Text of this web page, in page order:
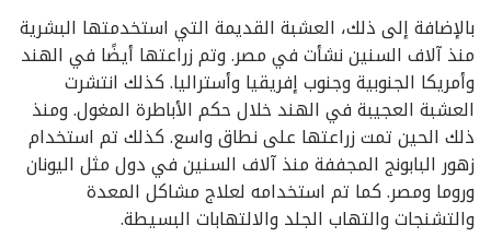
بالإضافة إلى ذلك، العشبة القديمة التي استخدمتها البشرية
منذ آلاف السنين نشأت في مصر. وتم زراعتها أيضًا في الهند
وأمريكا الجنوبية وجنوب إفريقيا وأستراليا. كذلك انتشرت
العشبة العجيبة في الهند خلال حكم الأباطرة المغول. ومنذ
ذلك الحين تمت زراعتها على نطاق واسع. كذلك تم استخدام
زهور البابونج المجففة منذ آلاف السنين في دول مثل اليونان
وروما ومصر. كما تم استخدامه لعلاج مشاكل المعدة
والتشنجات والتهاب الجلد والالتهابات البسيطة.